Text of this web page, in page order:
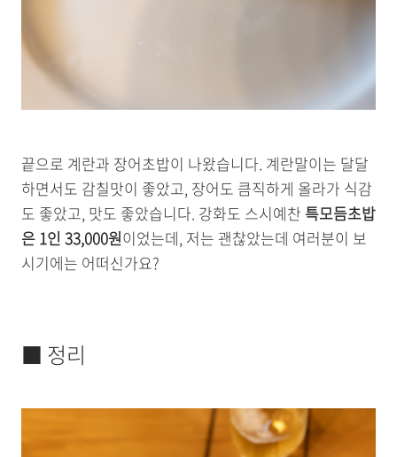
끝으로 계란과 장어초밥이 나왔습니다. 계란말이는 달달
하면서도 감칠맛이 좋았고, 장어도 큼직하게 올라가 식감
도 좋았고, 맛도 좋았습니다. 강화도 스시예찬 특모듬초밥
은 1인 33,000원이었는데, 저는 괜찮았는데 여러분이 보
시기에는 어떠신가요?
■ 정리